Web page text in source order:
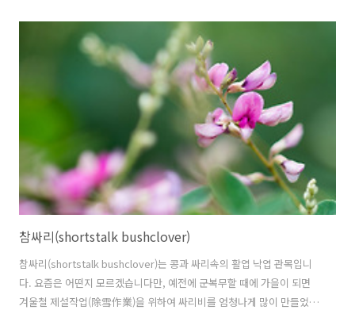
5시에 만개하여 9시에 절정을 이루다가 3~4시간 동안 햇볕을 받으면 진
다고 합니다. 이렇게 일찍 꽃을 피우는 이유는 다른 꽃들이 피기전에 펴
서 벌과 나비를 독차지하여 자손을 퍼뜨리기 위한 생존 전략이라고 하네
요. 하루만에 피고 지기 때문에 꽃말이 덧었는 사랑이라고 합니다. 메꽃
과 나팔꽃은 꽃 모양으로 구분하기가 쉽지 않습니다. 메꽃은 꽃이 연한
참싸리(shortstalk bushclover)
참싸리(shortstalk bushclover)는 콩과 싸리속의 활엽 낙엽 관목입니
다. 요즘은 어떤지 모르겠습니다만, 예전에 군복무할 때에 가을이 되면
겨울철 제설작업(除雪作業)을 위하여 싸리비를 엄청나게 많이 만들었습